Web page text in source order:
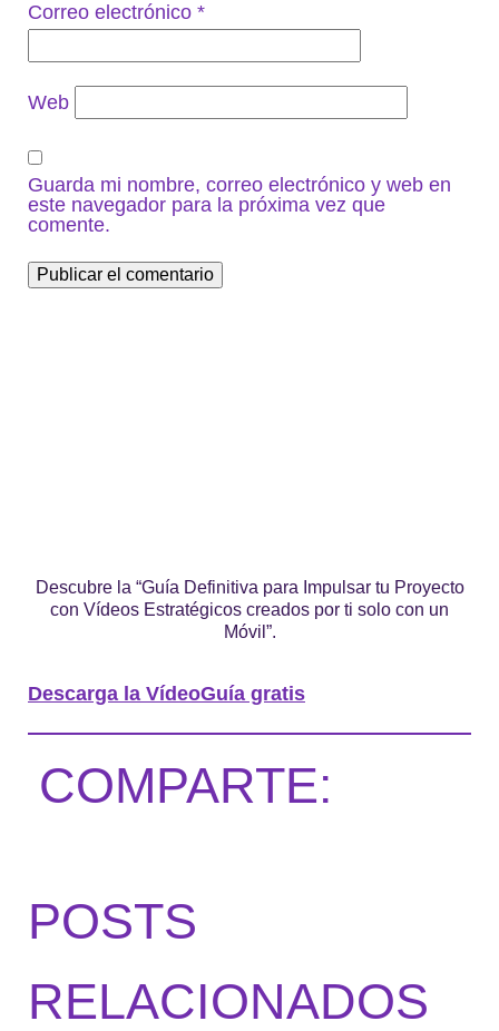
Correo electrónico *
Web
Guarda mi nombre, correo electrónico y web en
este navegador para la próxima vez que
comente.
Descubre la “Guía Definitiva para Impulsar tu Proyecto
con Vídeos Estratégicos creados por ti solo con un
Móvil”.
Descarga la VídeoGuía gratis
COMPARTE:
POSTS
RELACIONADOS